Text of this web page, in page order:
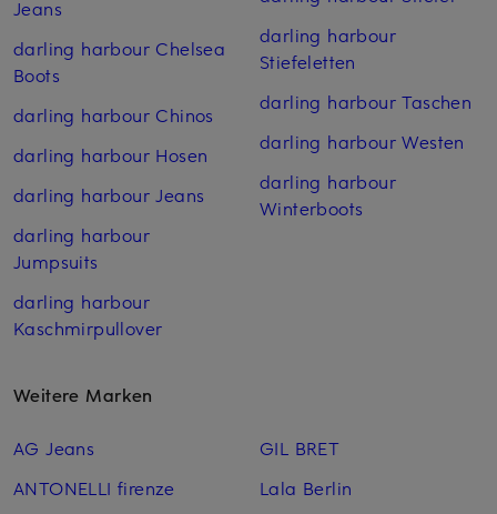
Jeans
darling harbour Chelsea
Boots
darling harbour Chinos
darling harbour Hosen
darling harbour Jeans
darling harbour
Jumpsuits
darling harbour
Kaschmirpullover
darling harbour
Stiefeletten
darling harbour Taschen
darling harbour Westen
darling harbour
Winterboots
Weitere Marken
AG Jeans
ANTONELLI firenze
GIL BRET
Lala Berlin